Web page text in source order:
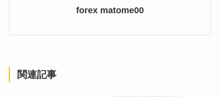
forex matome00
関連記事